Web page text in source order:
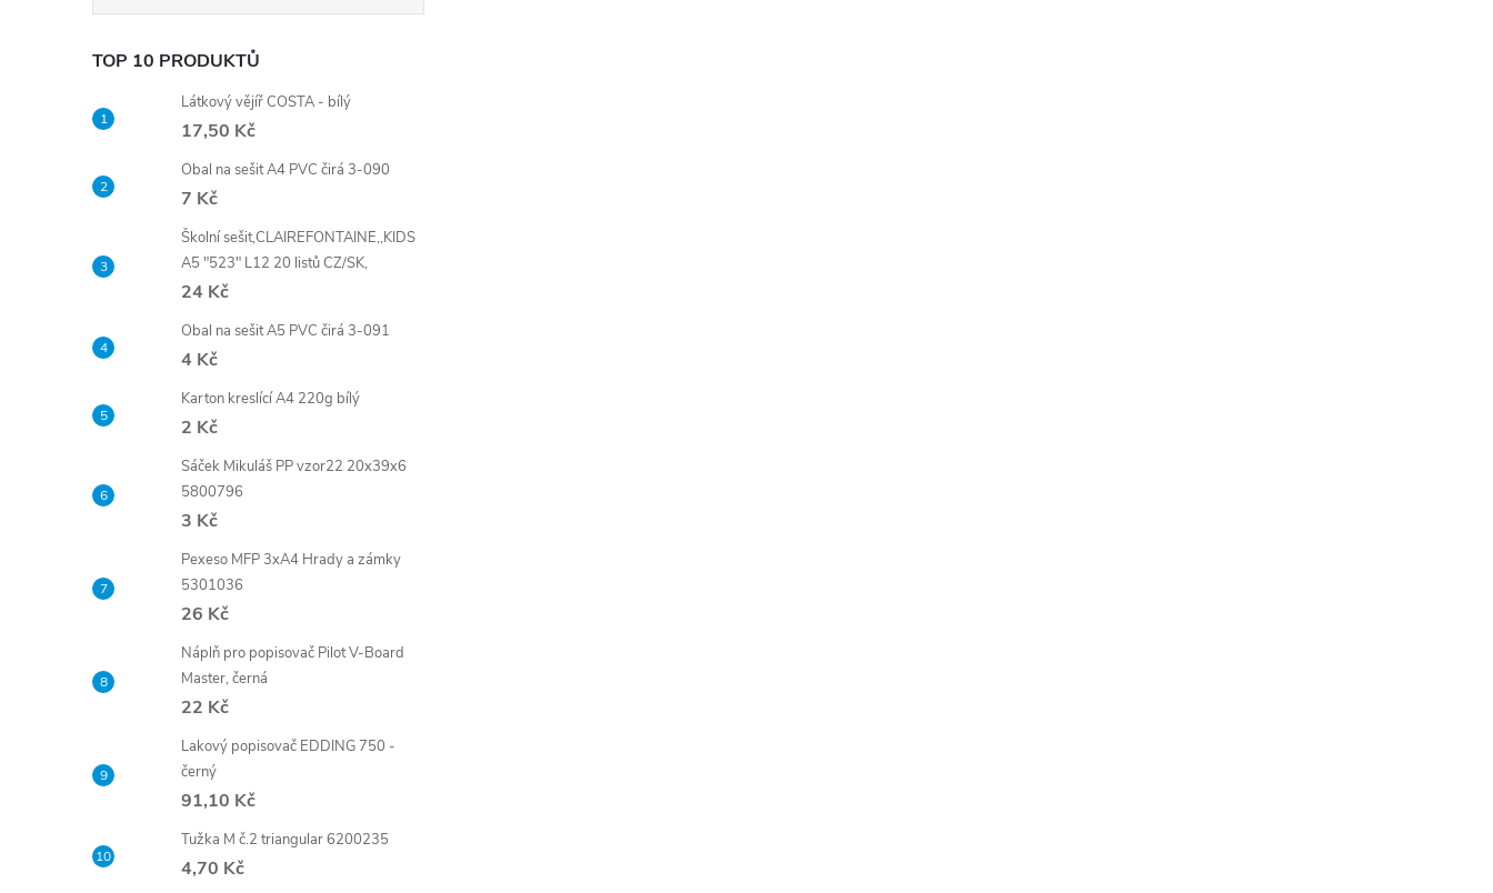
TOP 10 PRODUKTŮ
Látkový vějíř COSTA - bílý
17,50 Kč
Obal na sešit A4 PVC čirá 3-090
7 Kč
Školní sešit,CLAIREFONTAINE,,KIDS
A5 "523" L12 20 listů CZ/SK,
24 Kč
Obal na sešit A5 PVC čirá 3-091
4 Kč
Karton kreslící A4 220g bílý
2 Kč
Sáček Mikuláš PP vzor22 20x39x6
5800796
3 Kč
Pexeso MFP 3xA4 Hrady a zámky
5301036
26 Kč
Náplň pro popisovač Pilot V-Board
Master, černá
22 Kč
Lakový popisovač EDDING 750 -
černý
91,10 Kč
Tužka M č.2 triangular 6200235
4,70 Kč